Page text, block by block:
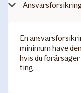
​En
minimum have
hvis du forårsager
ting.